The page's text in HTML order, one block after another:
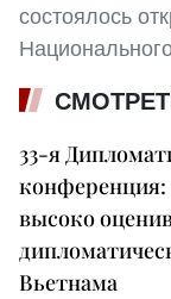
состоялось
33-я
конференция:
высоко
Вьетнама